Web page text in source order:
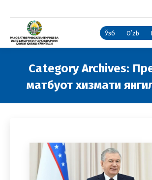
Ўзб Oʻzb
Category Archives:
матбуот хизмати